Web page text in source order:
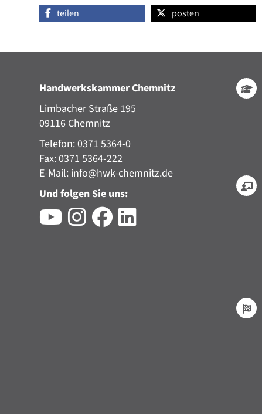
teilen posten
Handwerkskammer Chemnitz
Limbacher Straße 195
09116 Chemnitz
Telefon: 0371 5364-0
Fax: 0371 5364-222
E-Mail: info@hwk-chemnitz.de
Und folgen Sie uns: